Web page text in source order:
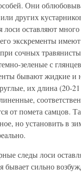
Они
других
лоси оставляют
экскременты
сочных
зеленые с
бывают жидкие и
их длина (20-
от помета самцов.
но установить в
следы лоси
бывает сильно